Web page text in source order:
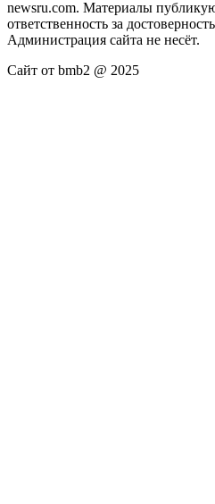
newsru.com. Материалы
ответственность за
Администрация сайта не несёт.
Сайт от bmb2 @ 2025